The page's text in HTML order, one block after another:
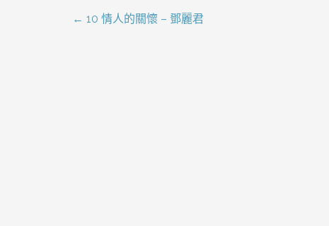
文
← 10 情人的關懷 – 鄧麗君